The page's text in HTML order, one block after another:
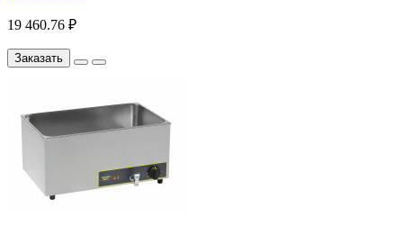
19 460.76 ₽
Заказать